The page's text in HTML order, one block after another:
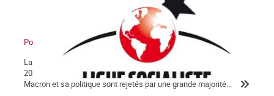
Pour en finir avec Macron !
La Lettre de La Commune, nouvelle série, n° 124 - Jeudi 30 janvier
2020 Après 56 jours d’un conflit historique, c’est peu dire que
Macron et sa politique sont rejetés par une grande majorité...